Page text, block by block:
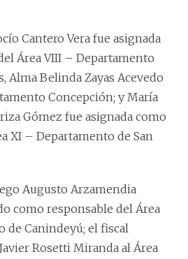
Cantero Vera fue asignada
Área VIII – Departamento
Alma Belinda Zayas Acevedo
Concepción; y María
Gómez fue asignada como
XI – Departamento de San
Augusto Arzamendia
como responsable del Área
de Canindeyú; el fiscal
Rosetti Miranda al Área